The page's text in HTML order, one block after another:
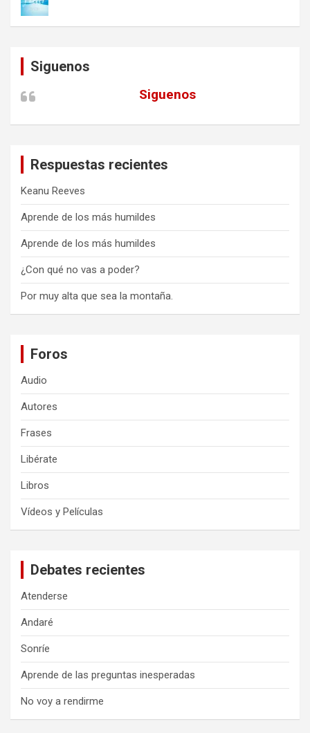
Siguenos
Siguenos
Respuestas recientes
Keanu Reeves
Aprende de los más humildes
Aprende de los más humildes
¿Con qué no vas a poder?
Por muy alta que sea la montaña.
Foros
Audio
Autores
Frases
Libérate
Libros
Vídeos y Películas
Debates recientes
Atenderse
Andaré
Sonríe
Aprende de las preguntas inesperadas
No voy a rendirme